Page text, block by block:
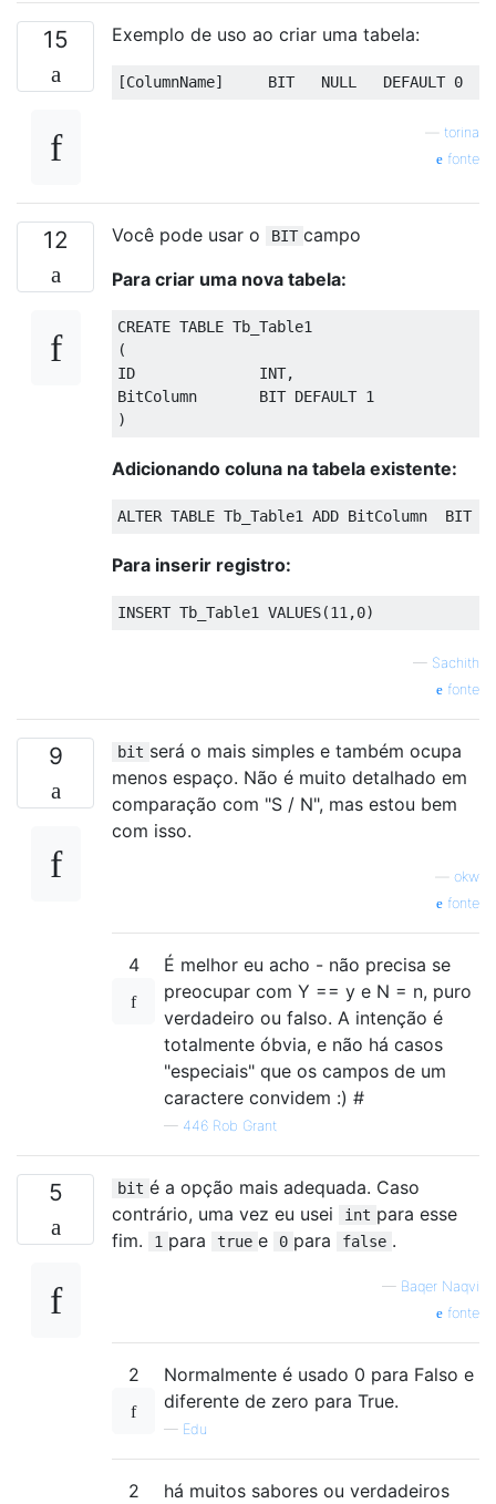
15 Exemplo de uso ao criar uma tabela:
[ColumnName]
     BIT
NULL DEFAULT 0
torina
fonte
12 Você pode usar o BIT campo
Para criar uma nova tabela:
CREATE TABLE
(
ID              INT,
BitColumn       BIT DEFAULT 1
)
Adicionando coluna na tabela existente:
ALTER TABLE Tb_Table1 ADD BitColumn  BIT
Para inserir registro:
INSERT Tb_Table1 VALUES(11 ,0)
— Sachith
fonte
9 bit será o mais simples e também ocupa
menos espaço. Não é muito detalhado em
comparação com "S / N", mas estou bem
com isso.
okw
fonte
4
É melhor eu acho - não precisa se
preocupar com Y == y e N = n, puro
verdadeiro ou falso. A intenção é
totalmente óbvia, e não há casos
"especiais" que os campos de um
caractere convidem :) #
— 446 Rob Grant
5 bit é a opção mais adequada. Caso
contrário, uma vez eu usei
int para esse
fim.
1 para true e 0 para false .
— Baqer Naqvi
fonte
2
Normalmente é usado 0 para Falso e
diferente de zero para True.
— Edu
2
há muitos sabores ou verdadeiros